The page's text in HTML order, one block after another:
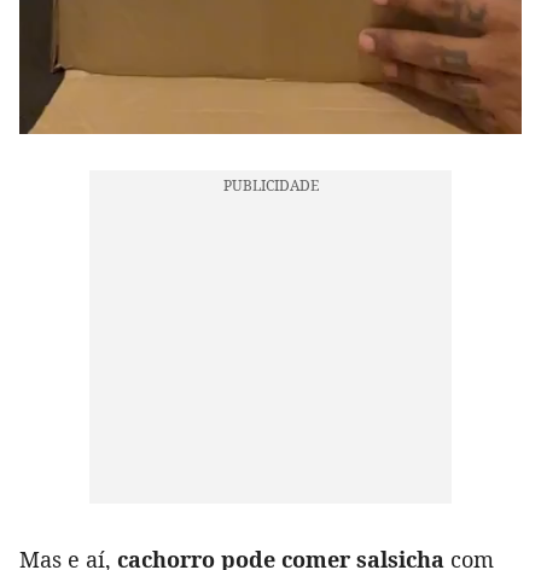
Mas e aí, cachorro pode comer salsicha com